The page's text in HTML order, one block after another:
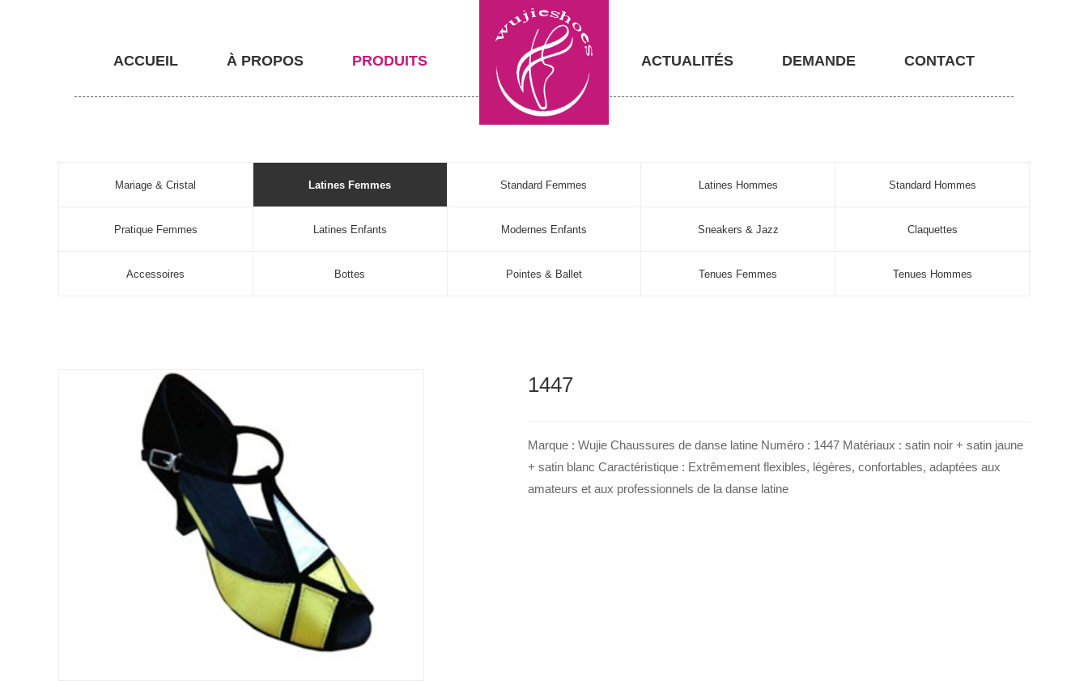
ACCUEIL À PROPOS PRODUITS ACTUALITÉS DEMANDE CONTACT
Mariage & Cristal Latines Femmes Standard Femmes Latines Hommes Standard Hommes
Pratique Femmes Latines Enfants Modernes Enfants Sneakers & Jazz Claquettes
Accessoires Bottes Pointes & Ballet Tenues Femmes Tenues Hommes
1447
Marque : Wujie Chaussures de danse latine Numéro : 1447 Matériaux : satin noir + satin jaune
+ satin blanc Caractéristique : Extrêmement flexibles, légères, confortables, adaptées aux
amateurs et aux professionnels de la danse latine